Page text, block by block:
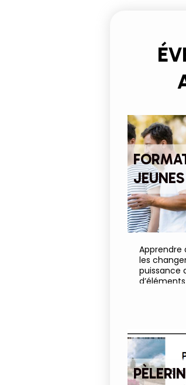
Apprendre
les
puissance
jeune de
lui et de